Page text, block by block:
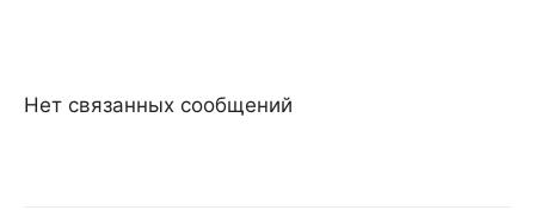
Нет связанных сообщений